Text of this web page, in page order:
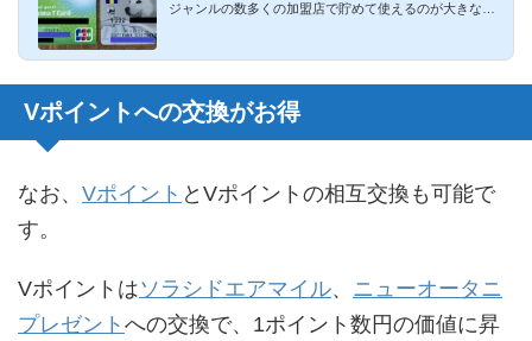
ジャンルの数多くの加盟店で貯めて使えるのが大きな魅
Vポイントへの交換がお得
なお、 Vポイント とVポイントの相互交換も可能で
す。
Vポイントはソラシドエアマイル、 ニューオータニ
プレゼント への交換で、1ポイント数円の価値に昇